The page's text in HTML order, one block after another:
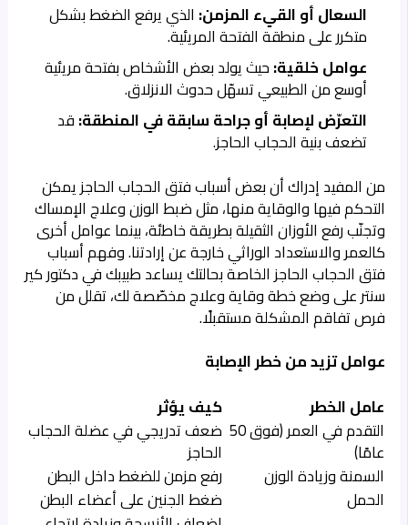
السعال أو القيء المزمن: الذي يرفع الضغط بشكل
متكرر على منطقة الفتحة المريئية.
عوامل خلقية: حيث يولد بعض الأشخاص بفتحة مريئية
أوسع من الطبيعي تسهّل حدوث الانزلاق.
التعرّض لإصابة أو جراحة سابقة في المنطقة: قد
تضعف بنية الحجاب الحاجز.
من المفيد إدراك أن بعض أسباب فتق الحجاب الحاجز يمكن
التحكم فيها والوقاية منها، مثل ضبط الوزن وعلاج الإمساك
وتجنّب رفع الأوزان الثقيلة بطريقة خاطئة، بينما عوامل أخرى
كالعمر والاستعداد الوراثي خارجة عن إرادتنا. وفهم أسباب
فتق الحجاب الحاجز الخاصة بحالتك يساعد طبيبك في دكتور كير
سنتر على وضع خطة وقاية وعلاج مخصّصة لك، تقلل من
فرص تفاقم المشكلة مستقبلًا.
عوامل تزيد من خطر الإصابة
عامل الخطر
كيف يؤثر
التقدم في العمر (فوق 50
عامًا)
ضعف تدريجي في عضلة الحجاب
الحاجز
السمنة وزيادة الوزن
رفع مزمن للضغط داخل البطن
الحمل
ضغط الجنين على أعضاء البطن